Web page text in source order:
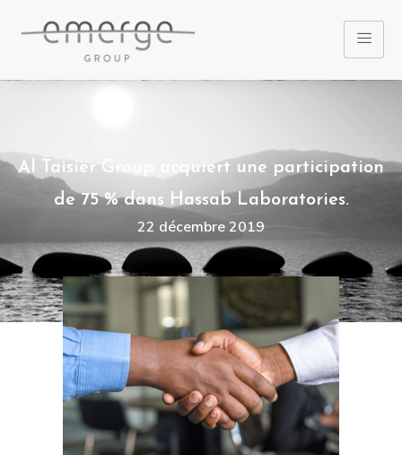
Al Taisier Group acquiert une participation
de 75 % dans Hassab Laboratories.
22 décembre 2019